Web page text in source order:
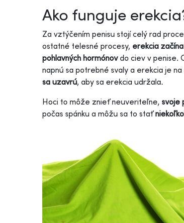
Ako funguje
Za vztýčením penisu stojí celý rad
ostatné telesné procesy, erekcia
pohlavných hormónovdo ciev v penise.
napnú sa potrebné svaly a erekcia je
sa uzavrú, aby sa erekcia udržala.
Hoci to môže znieť neuveriteľne, svoje
počas spánku a môžu sa to stať